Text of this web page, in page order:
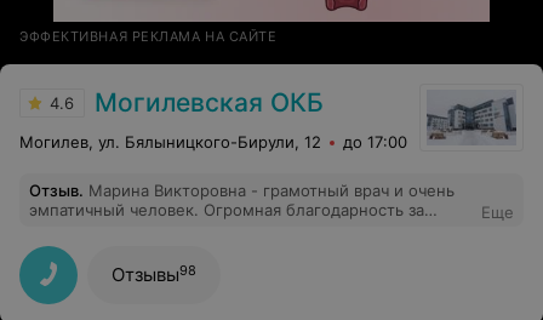
ЭФФЕКТИВНАЯ РЕКЛАМА НА САЙТЕ
4.6 Могилевская ОКБ
Могилев, ул. Бялыницкого-Бирули, 12 до 17:00
Отзыв. Марина Викторовна - грамотный врач и очень
эмпатичный человек. Огромная благодарность за
Еще
Отзывы98